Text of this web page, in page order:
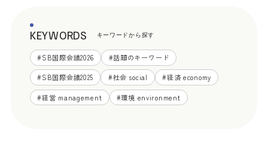
KEYWORDS キーワードから探す
#SB国際会議2026 #話題のキーワード
#SB国際会議2025 #社会 social #経済 economy
#経営 management #環境 environment